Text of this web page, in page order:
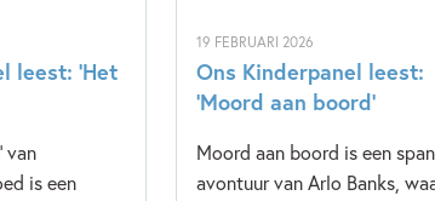
leest: ‘Het
van
is een
19 FEBRUARI 2026
Ons Kinderpanel leest:
‘Moord aan boord’
Moord aan boord is een
avontuur van Arlo Banks,